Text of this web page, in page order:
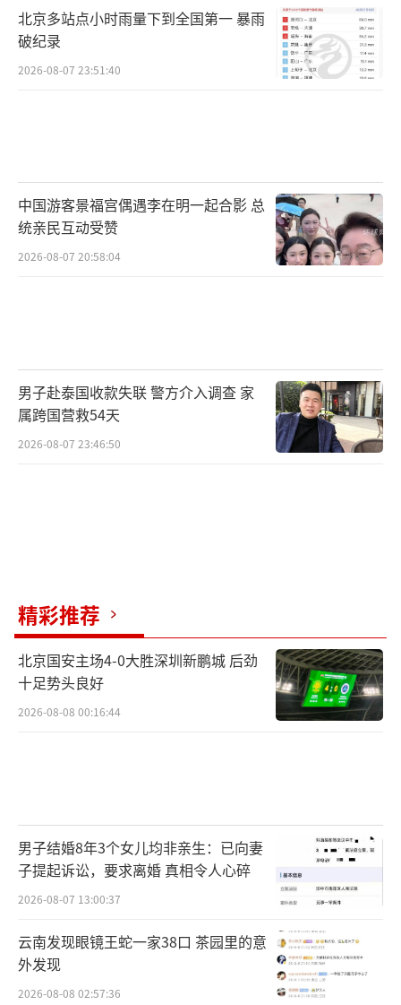
北京多站点小时雨量下到全国第一 暴雨
破纪录
2026-08-07 23:51:40
中国游客景福宫偶遇李在明一起合影 总
统亲民互动受赞
2026-08-07 20:58:04
男子赴泰国收款失联 警方介入调查 家
属跨国营救54天
2026-08-07 23:46:50
精彩推荐
北京国安主场4-0大胜深圳新鹏城 后劲
十足势头良好
2026-08-08 00:16:44
男子结婚8年3个女儿均非亲生：已向妻
子提起诉讼，要求离婚 真相令人心碎
2026-08-07 13:00:37
云南发现眼镜王蛇一家38口 茶园里的意
外发现
2026-08-08 02:57:36